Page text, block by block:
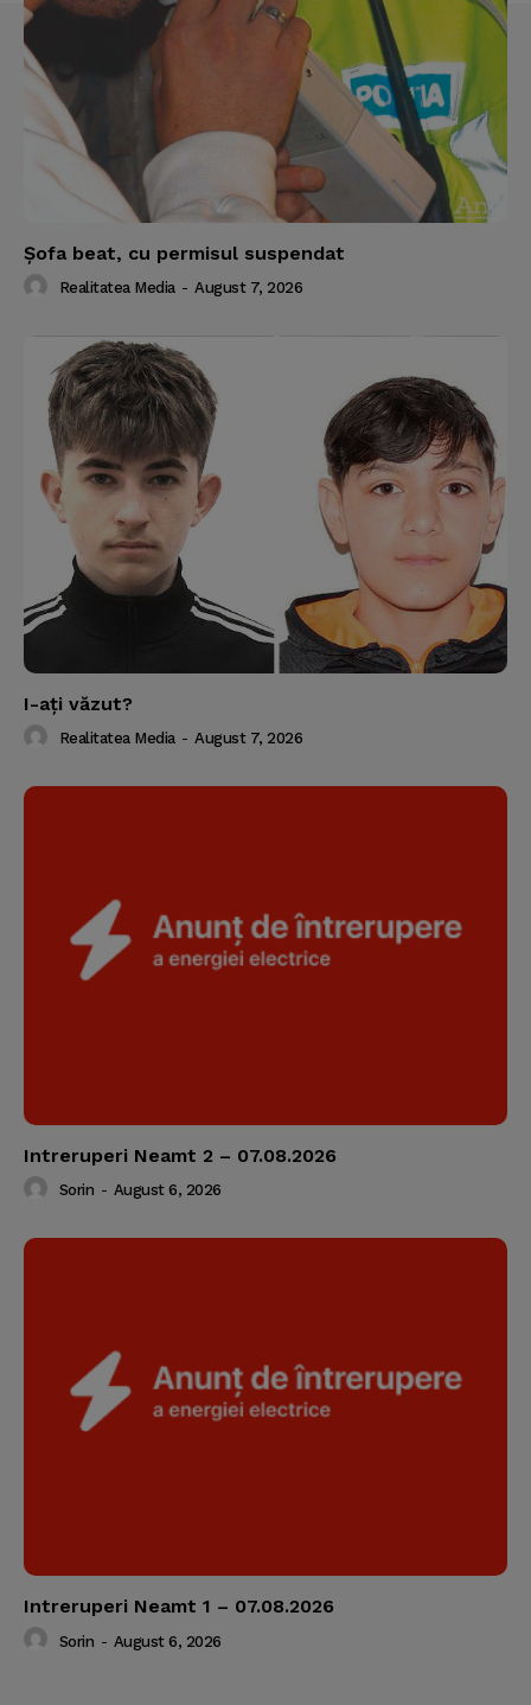
Şofa beat, cu permisul suspendat
Realitatea Media - August 7, 2026
I-aţi văzut?
Realitatea Media - August 7, 2026
Intreruperi Neamt 2 – 07.08.2026
Sorin - August 6, 2026
Intreruperi Neamt 1 – 07.08.2026
Sorin - August 6, 2026